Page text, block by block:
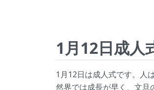
1月12日成
1月12日は成人式です。人
然界では成長が早く、文